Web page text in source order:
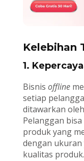
Kelebihan
1.
Bisnis offline
setiap
ditawarkan
Pelanggan
produk yang
dengan ukuran
kualitas produk.